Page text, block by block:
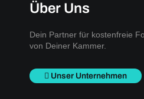
Über Uns
Dein Partner für kostenfreie
von Deiner Kammer.
Unser Unternehmen